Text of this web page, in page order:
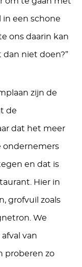
in een schone
ons daarin kan
niet doen?”
zijn de
de
dat het meer
ondernemers
en dat is
Hier in
grofvuil zoals
We
van
proberen zo